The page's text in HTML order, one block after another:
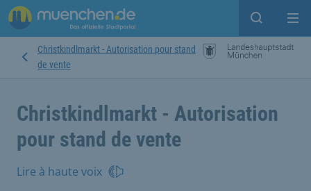
Open
Christkindlmarkt - Autorisation pour stand
de vente
Christkindlmarkt - Autorisation
pour stand de vente
Lire à haute voix